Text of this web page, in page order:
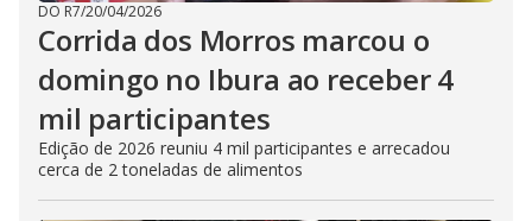
DO R7/20/04/2026
Corrida dos Morros marcou o
domingo no Ibura ao receber 4
mil participantes
Edição de 2026 reuniu 4 mil participantes e arrecadou
cerca de 2 toneladas de alimentos